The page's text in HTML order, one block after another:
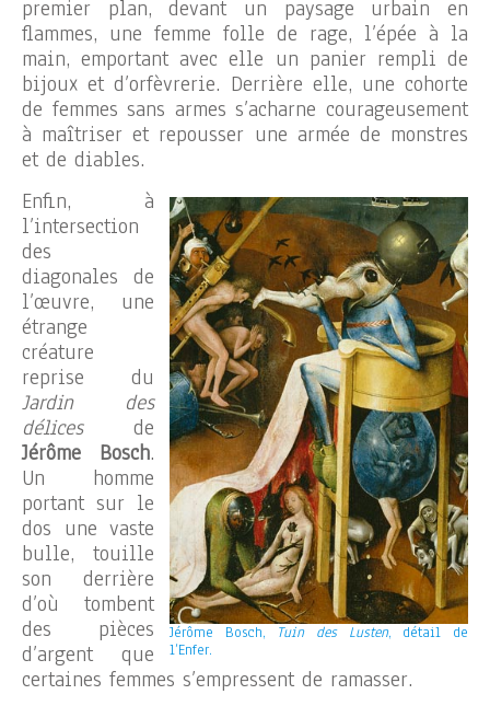
premier plan, devant un paysage urbain en
flammes, une femme folle de rage, l’épée à la
main, emportant avec elle un panier rempli de
bijoux et d’orfèvrerie. Derrière elle, une cohorte
de femmes sans armes s’acharne courageusement
à maîtriser et repousser une armée de monstres
et de diables.
Jérôme Bosch, Tuin des Lusten, détail de
l’Enfer.
Enfin, à
l’intersection
des
diagonales de
l’œuvre, une
étrange
créature
reprise du
Jardin des
délicesde
Jérôme Bosch.
Un homme
portant sur le
dos une vaste
bulle, touille
son derrière
d’où tombent
des pièces
d’argent que
certaines femmes s’empressent de ramasser.